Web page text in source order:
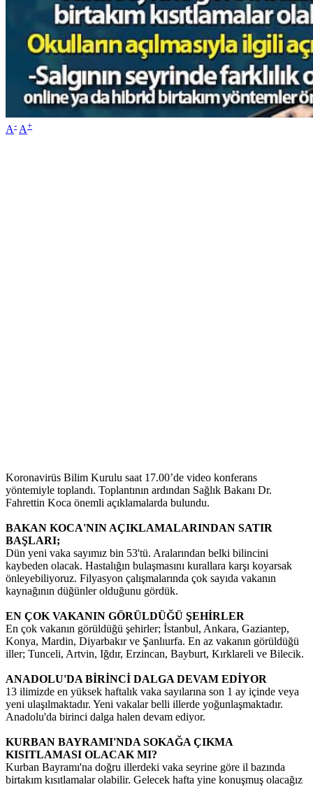
A- A+
Koronavirüs Bilim Kurulu saat 17.00’de video konferans
yöntemiyle toplandı. Toplantının ardından Sağlık Bakanı Dr.
Fahrettin Koca önemli açıklamalarda bulundu.
BAKAN KOCA'NIN AÇIKLAMALARINDAN SATIR
BAŞLARI;
Dün yeni vaka sayımız bin 53'tü. Aralarından belki bilincini
kaybeden olacak. Hastalığın bulaşmasını kurallara karşı koyarsak
önleyebiliyoruz. Filyasyon çalışmalarında çok sayıda vakanın
kaynağının düğünler olduğunu gördük.
EN ÇOK VAKANIN GÖRÜLDÜĞÜ ŞEHİRLER
En çok vakanın görüldüğü şehirler; İstanbul, Ankara, Gaziantep,
Konya, Mardin, Diyarbakır ve Şanlıurfa. En az vakanın görüldüğü
iller; Tunceli, Artvin, Iğdır, Erzincan, Bayburt, Kırklareli ve Bilecik.
ANADOLU'DA BİRİNCİ DALGA DEVAM EDİYOR
13 ilimizde en yüksek haftalık vaka sayılarına son 1 ay içinde veya
yeni ulaşılmaktadır. Yeni vakalar belli illerde yoğunlaşmaktadır.
Anadolu'da birinci dalga halen devam ediyor.
KURBAN BAYRAMI'NDA SOKAĞA ÇIKMA
KISITLAMASI OLACAK MI?
Kurban Bayramı'na doğru illerdeki vaka seyrine göre il bazında
birtakım kısıtlamalar olabilir. Gelecek hafta yine konuşmuş olacağız